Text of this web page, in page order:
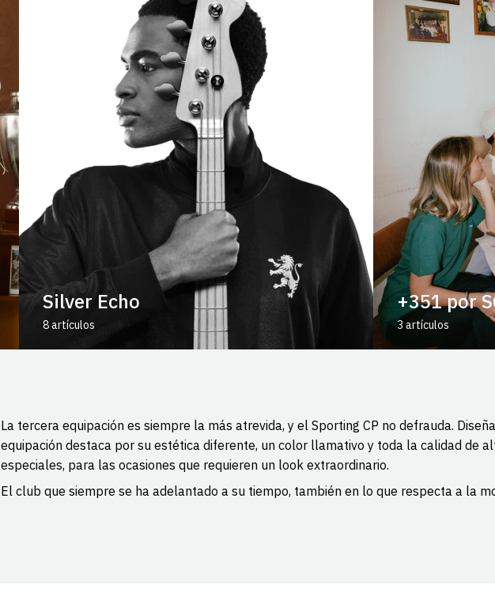
Silver Echo
8 artículos
+351 por
3 artículos
La tercera equipación es siempre la más atrevida, y el Sporting CP no defrauda.
equipación destaca por su estética diferente, un color llamativo y toda la calidad de
especiales, para las ocasiones que requieren un look extraordinario.
El club que siempre se ha adelantado a su tiempo, también en lo que respecta a la